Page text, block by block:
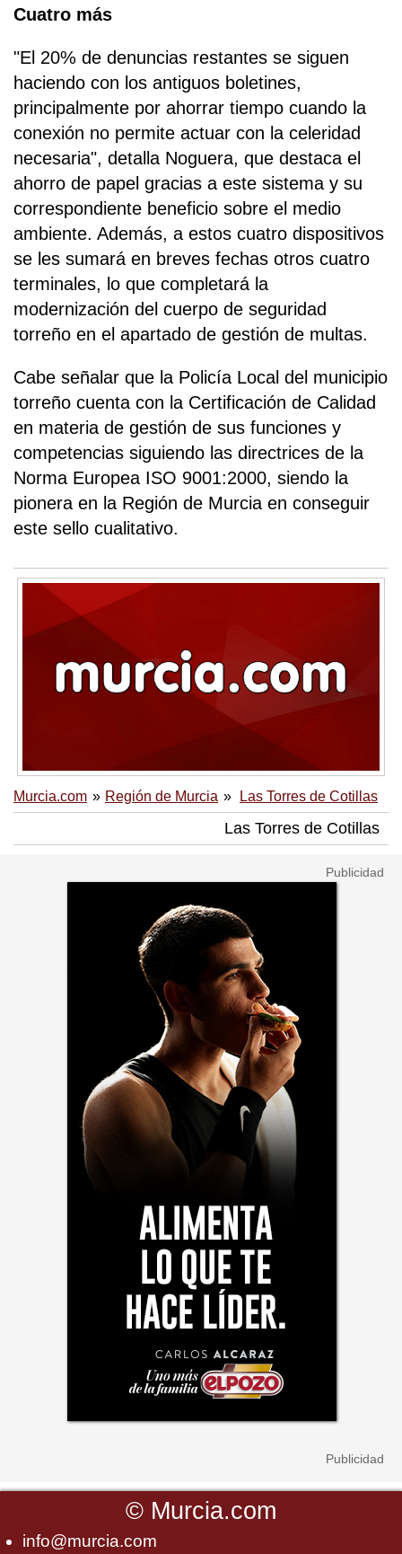
Cuatro más
"El 20% de denuncias restantes se siguen
haciendo con los antiguos boletines,
principalmente por ahorrar tiempo cuando la
conexión no permite actuar con la celeridad
necesaria", detalla Noguera, que destaca el
ahorro de papel gracias a este sistema y su
correspondiente beneficio sobre el medio
ambiente. Además, a estos cuatro dispositivos
se les sumará en breves fechas otros cuatro
terminales, lo que completará la
modernización del cuerpo de seguridad
torreño en el apartado de gestión de multas.
Cabe señalar que la Policía Local del municipio
torreño cuenta con la Certificación de Calidad
en materia de gestión de sus funciones y
competencias siguiendo las directrices de la
Norma Europea ISO 9001:2000, siendo la
pionera en la Región de Murcia en conseguir
este sello cualitativo.
Murcia.com Región de Murcia Las Torres de Cotillas
Las Torres de Cotillas
© Murcia.com
info@murcia.com